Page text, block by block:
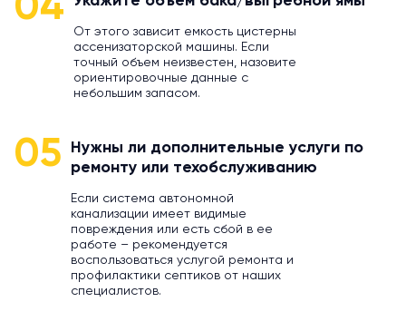
От этого зависит емкость цистерны
ассенизаторской машины. Если
точный объем неизвестен, назовите
ориентировочные данные с
небольшим запасом.
05
Нужны ли дополнительные услуги по
ремонту или техобслуживанию
Если система автономной
канализации имеет видимые
повреждения или есть сбой в ее
работе – рекомендуется
воспользоваться услугой ремонта и
профилактики септиков от наших
специалистов.